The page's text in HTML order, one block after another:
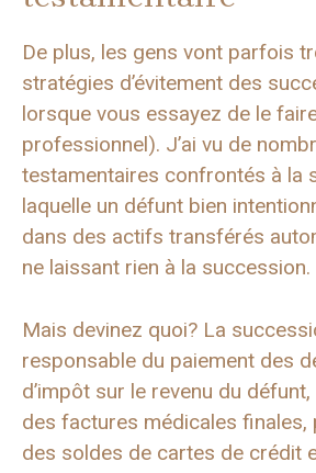
De plus, les gens vont parfois
stratégies d’évitement des
lorsque vous essayez de le
professionnel). J’ai vu de
testamentaires confrontés à la
laquelle un défunt bien
dans des actifs transférés
ne laissant rien à la succession.
Mais devinez quoi? La
responsable du paiement des
d’impôt sur le revenu du
des factures médicales finales,
des soldes de cartes de crédit